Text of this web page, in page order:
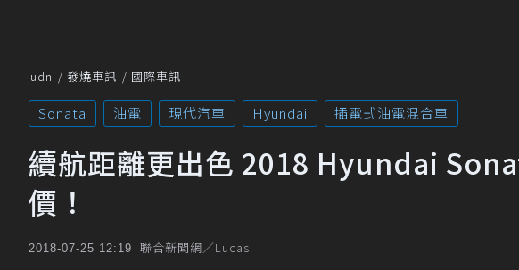
udn 發燒車訊 國際車訊
Sonata 油電 現代汽車 Hyundai 插電式油電混合車
續航距離更出色 2018 Hyundai
價！
2018-07-25 12:19 聯合新聞網／Lucas